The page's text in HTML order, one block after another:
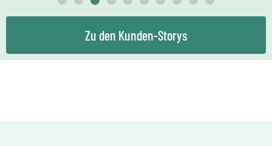
Zu den Kunden-Storys